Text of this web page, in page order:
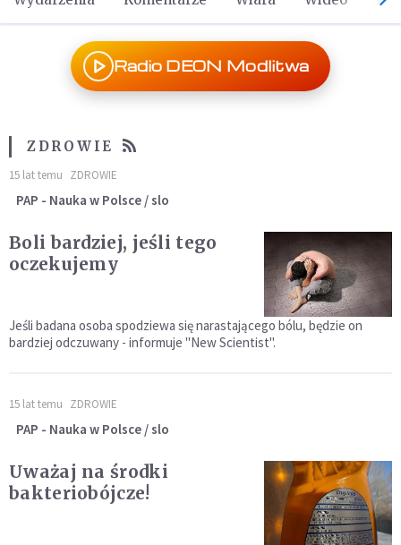
Radio DEON Modlitwa
ZDROWIE
15 lat temu ZDROWIE
PAP - Nauka w Polsce / slo
Boli bardziej, jeśli tego
oczekujemy
Jeśli badana osoba spodziewa się narastającego bólu, będzie on
bardziej odczuwany - informuje "New Scientist".
15 lat temu ZDROWIE
PAP - Nauka w Polsce / slo
Uważaj na środki
bakteriobójcze!